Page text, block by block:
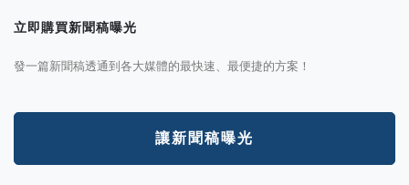
立即購買新聞稿曝光
發一篇新聞稿透通到各大媒體的最快速、最便捷的方案！
讓新聞稿曝光